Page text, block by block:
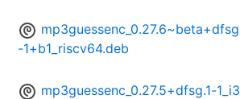
mp3guessenc_0.27.6~beta+dfsg
-1+b1_riscv64.deb
mp3guessenc_0.27.5+dfsg.1-1_i3